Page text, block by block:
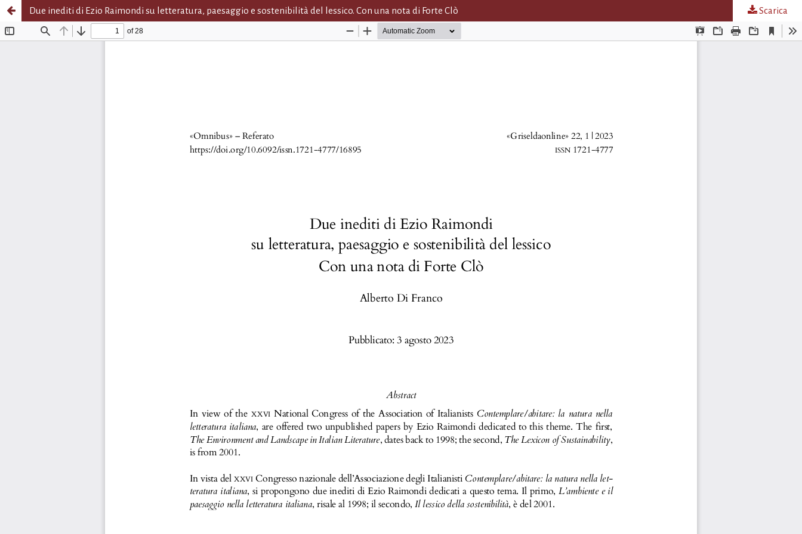
Due inediti di Ezio Raimondi su letteratura, paesaggio e sostenibilità del lessico. Con una nota di Forte Clò Scarica